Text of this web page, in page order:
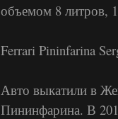
объемом 8 литров,
Ferrari Pininfarina
Авто выкатили в
Пининфарина. В